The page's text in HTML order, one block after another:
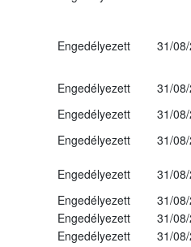
Engedélyezett 31/
Engedélyezett
31/
Engedélyezett
31/
Engedélyezett
31/
Engedélyezett
31/
Engedélyezett
31/
Engedélyezett
31/
Engedélyezett
31/